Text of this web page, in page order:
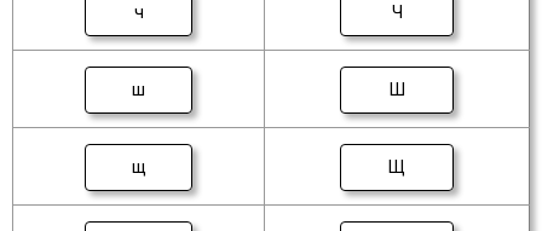
ч Ч
ш Ш
щ Щ